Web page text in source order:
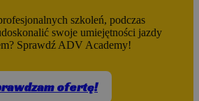
szkoleń, podczas
swoje umiejętności jazdy
Sprawdź ADV Academy!
ofertę!